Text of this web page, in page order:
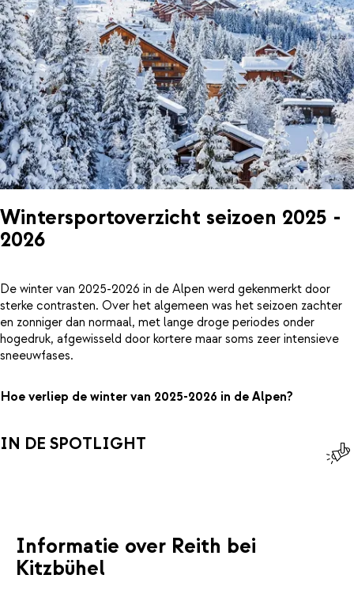
Wintersportoverzicht seizoen 2025 -
2026
De winter van 2025-2026 in de Alpen werd gekenmerkt door
sterke contrasten. Over het algemeen was het seizoen zachter
en zonniger dan normaal, met lange droge periodes onder
hogedruk, afgewisseld door kortere maar soms zeer intensieve
sneeuwfases.
Hoe verliep de winter van 2025-2026 in de Alpen?
IN DE SPOTLIGHT
Informatie over Reith bei
Kitzbühel